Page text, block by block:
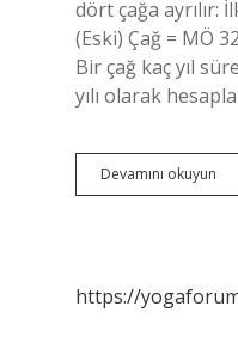
dört çağa ayrılır:
(Eski) Çağ = MÖ
Bir çağ kaç yıl
yılı olarak
Devamını okuyun
https://